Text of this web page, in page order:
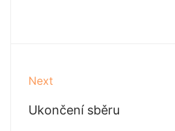
Next
Ukončení sběru